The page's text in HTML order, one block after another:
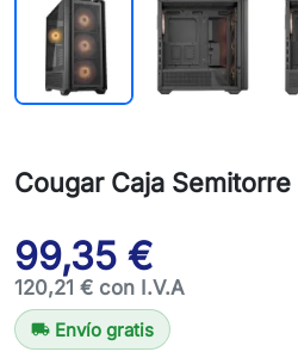
Cougar Caja
99,35 €
120,21 € con I.V.A
local_shipping Envío gratis